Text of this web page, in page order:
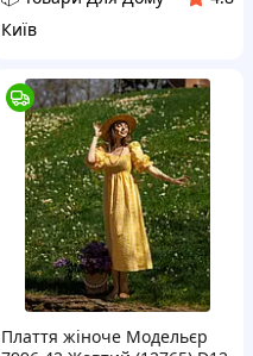
Київ
Плаття жіноче Модельєр